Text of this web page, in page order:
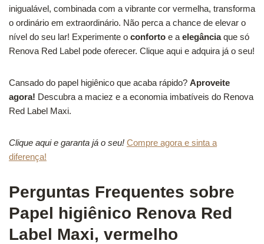
inigualável, combinada com a vibrante cor vermelha, transforma
o ordinário em extraordinário. Não perca a chance de elevar o
nível do seu lar! Experimente o conforto e a elegânciaque só
Renova Red Label pode oferecer. Clique aqui e adquira já o seu!
Cansado do papel higiênico que acaba rápido? Aproveite
agora! Descubra a maciez e a economia imbatíveis do Renova
Red Label Maxi.
Clique aqui e garanta já o seu! Compre agora e sinta a
diferença!
Perguntas Frequentes sobre
Papel higiênico Renova Red
Label Maxi, vermelho